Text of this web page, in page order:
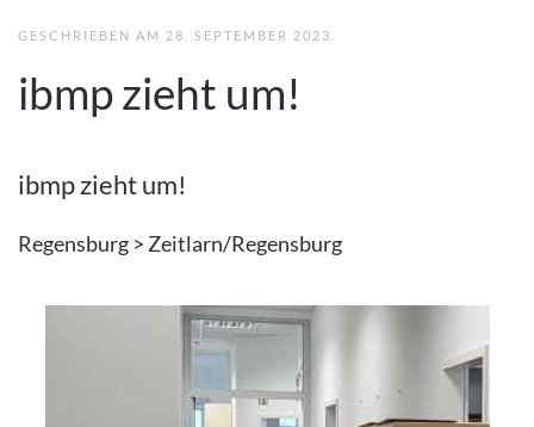
GESCHRIEBEN AM 28. SEPTEMBER 2023
ibmp zieht um!
ibmp zieht um!
Regensburg > Zeitlarn/Regensburg